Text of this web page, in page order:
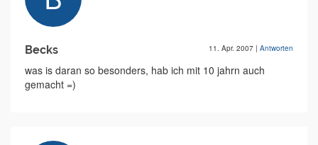
Becks 11. Apr. 2007 | Antworten
was is daran so besonders, hab ich mit 10 jahrn auch
gemacht =)